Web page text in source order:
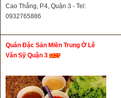
Cao Thắng, P.4, Quận 3 - Tel:
0932765886
Quán Đặc Sản Miền Trung Ở Lê
Văn Sỹ Quận 3